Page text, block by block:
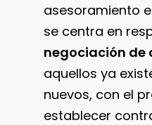
asesoramiento
se centra en
negociación de
aquellos ya
nuevos, con el
establecer